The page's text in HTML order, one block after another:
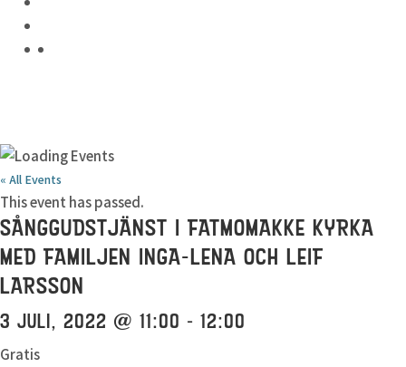
« All Events
This event has passed.
SÅNGGUDSTJÄNST I FATMOMAKKE KYRKA
MED FAMILJEN INGA-LENA OCH LEIF
LARSSON
3 JULI, 2022 @ 11:00 - 12:00
Gratis